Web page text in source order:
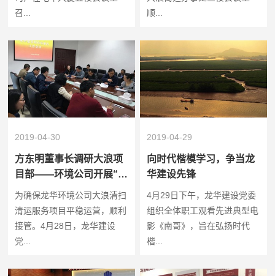
召...
顺...
2019-04-30
方东明董事长调研大浪项
目部——环境公司开展“五
一”节前检查，拉开项目进
场序幕
为确保龙华环境公司大浪清扫
清运服务项目平稳运营，顺利
接管。4月28日，龙华建设
党...
2019-04-29
向时代楷模学习，争当龙
华建设先锋
4月29日下午，龙华建设党委
组织全体职工观看先进典型电
影《南哥》，旨在弘扬时代
楷...